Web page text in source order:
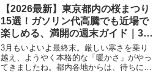
の募金によって支えられる、地元愛にあふ
れたこの...
【2026最新】東京都内の桜まつり
15選！ガソリン代高騰でも近場で
楽しめる、満開の週末ガイド｜3月
28日(土)～29日(日)
3月もいよいよ最終末。厳しい寒さを乗り
越え、ようやく本格的な「暖かさ」がやっ
てきましたね。都内各地からは、待ちに待